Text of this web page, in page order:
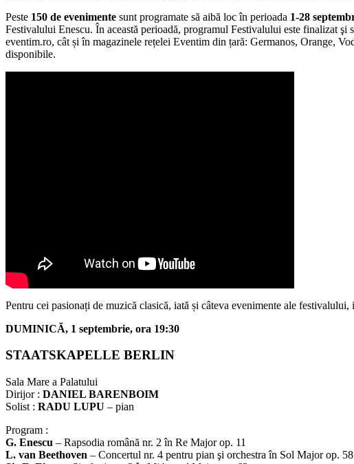
Peste 150 de evenimente sunt programate să aibă loc în perioada 1-28
Festivalului Enescu. În această perioadă, programul Festivalului este finalizat şi
eventim.ro, cât și în magazinele rețelei Eventim din țară: Germanos, Orange,
disponibile.
Pentru cei pasionați de muzică clasică, iată și câteva evenimente ale
DUMINICĂ, 1 septembrie, ora 19:30
STAATSKAPELLE BERLIN
Sala Mare a Palatului
Dirijor : DANIEL BARENBOIM
Solist : RADU LUPU – pian
Program :
G. Enescu – Rapsodia română nr. 2 în Re Major op. 11
L. van Beethoven – Concertul nr. 4 pentru pian şi orchestra în Sol Major op. 58